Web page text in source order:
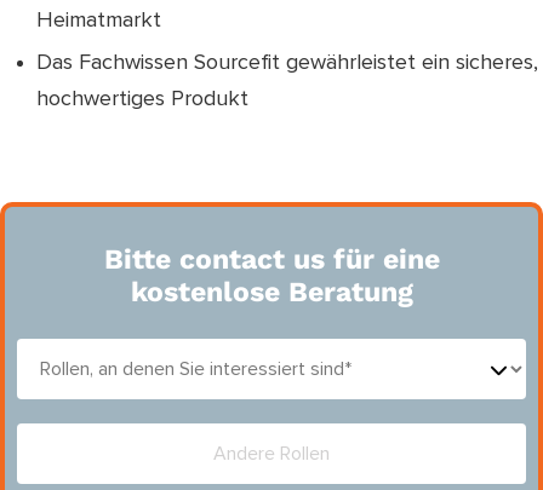
Heimatmarkt
Das Fachwissen Sourcefit gewährleistet ein sicheres,
hochwertiges Produkt
Bitte contact us für eine
kostenlose Beratung